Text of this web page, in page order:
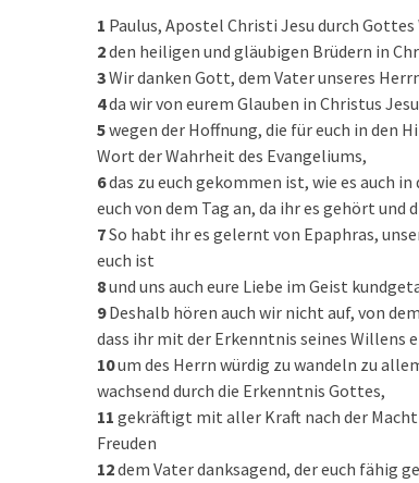
1 Paulus, Apostel Christi Jesu durch
2den heiligen und gläubigen Brüdern in
3Wir danken Gott, dem Vater unseres
4da wir von eurem Glauben in Christus
5wegen der Hoffnung, die für euch in den
Wort der Wahrheit des Evangeliums,
6das zu euch gekommen ist, wie es auch
euch von dem Tag an, da ihr es gehört
7So habt ihr es gelernt von Epaphras,
euch ist
8und uns auch eure Liebe im Geist
9Deshalb hören auch wir nicht auf, von
dass ihr mit der Erkenntnis seines
10um des Herrn würdig zu wandeln zu
wachsend durch die Erkenntnis Gottes,
11 gekräftigt mit aller Kraft nach der
Freuden
12dem Vater danksagend, der euch fähig